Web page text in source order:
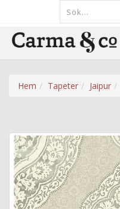
Hem Tapeter Jaipur